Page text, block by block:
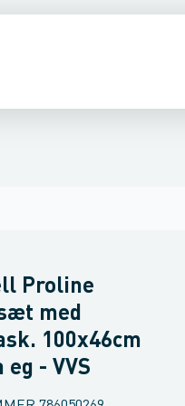
Proline
med
100x46cm
eg - VVS